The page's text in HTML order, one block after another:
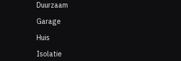
Duurzaam
Garage
Huis
Isolatie